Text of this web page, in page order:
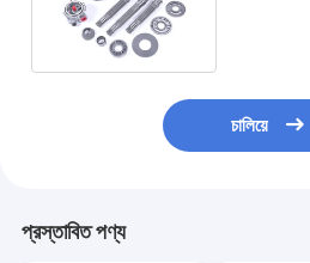
চালিয়ে
প্রস্তাবিত পণ্য